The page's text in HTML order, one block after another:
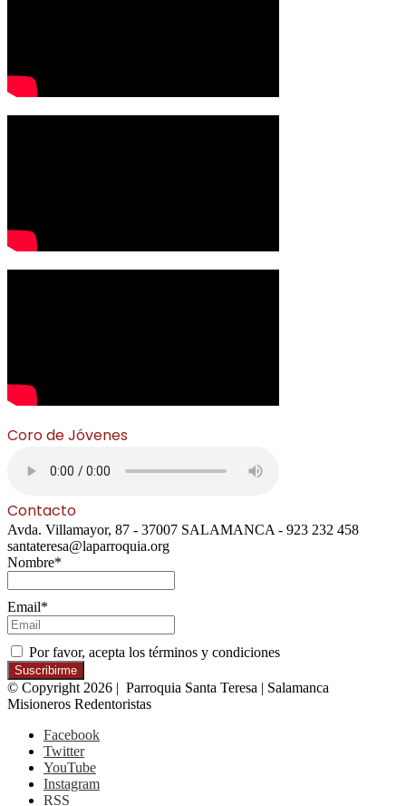
Coro de Jóvenes
Contacto
Avda. Villamayor, 87 - 37007 SALAMANCA - 923 232 458
santateresa@laparroquia.org
Nombre*
Email*
Por favor, acepta los términos y condiciones
© Copyright 2026 | Parroquia Santa Teresa | Salamanca
Misioneros Redentoristas
Facebook
Twitter
YouTube
Instagram
RSS